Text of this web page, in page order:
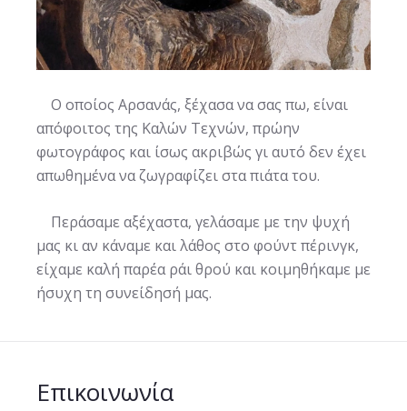
Ο οποίος Αρσανάς, ξέχασα να σας πω, είναι
απόφοιτος της Καλών Τεχνών, πρώην
φωτογράφος και ίσως ακριβώς γι αυτό δεν έχει
απωθημένα να ζωγραφίζει στα πιάτα του.
Περάσαμε αξέχαστα, γελάσαμε με την ψυχή
μας κι αν κάναμε και λάθος στο φούντ πέρινγκ,
είχαμε καλή παρέα ράι θρού και κοιμηθήκαμε με
ήσυχη τη συνείδησή μας.
Επικοινωνία